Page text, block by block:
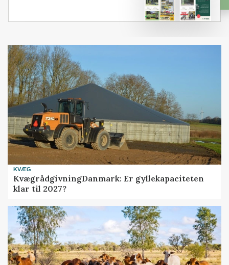
KVÆG
KvægrådgivningDanmark: Er gyllekapaciteten
klar til 2027?